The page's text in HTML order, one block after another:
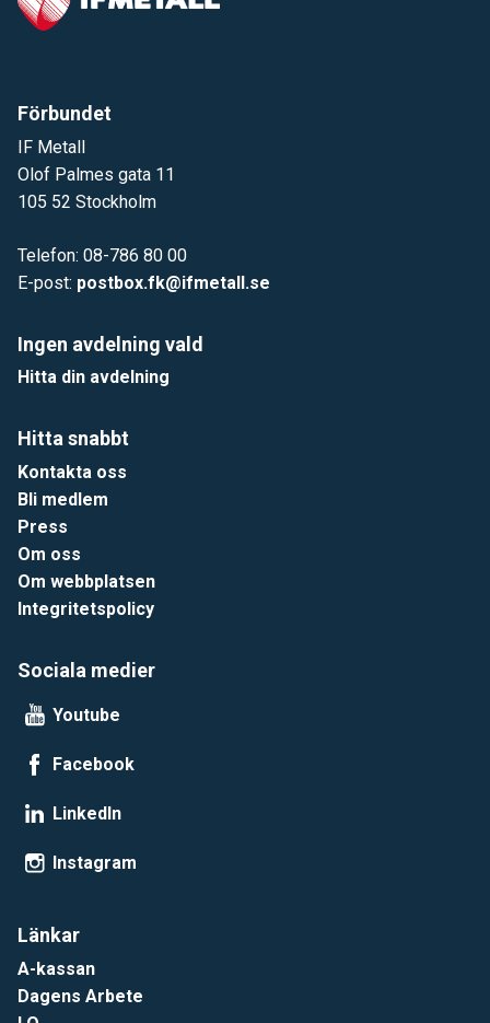
Förbundet
IF Metall
Olof Palmes gata 11
105 52 Stockholm
Telefon: 08-786 80 00
E-post: postbox.fk@ifmetall.se
Ingen avdelning vald
Hitta din avdelning
Hitta snabbt
Kontakta oss
Bli medlem
Press
Om oss
Om webbplatsen
Integritetspolicy
Sociala medier
Youtube
Facebook
LinkedIn
Instagram
Länkar
A-kassan
Dagens Arbete